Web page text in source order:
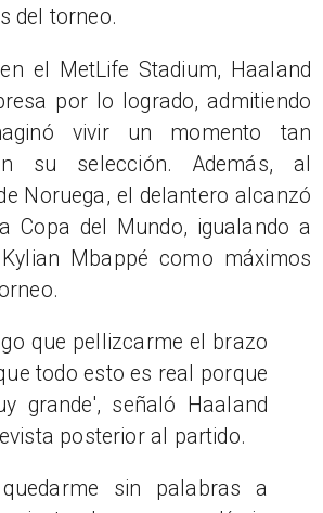
del torneo.
el MetLife Stadium, Haaland
por lo logrado, admitiendo
vivir un momento tan
su selección. Además, al
Noruega, el delantero alcanzó
Copa del Mundo, igualando a
Mbappé como máximos
que pellizcarme el brazo
todo esto es real porque
grande', señaló Haaland
posterior al partido.
sin palabras a